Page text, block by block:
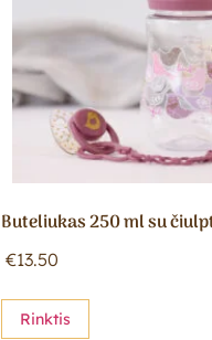
Buteliukas 250 ml su
€13.50
Rinktis